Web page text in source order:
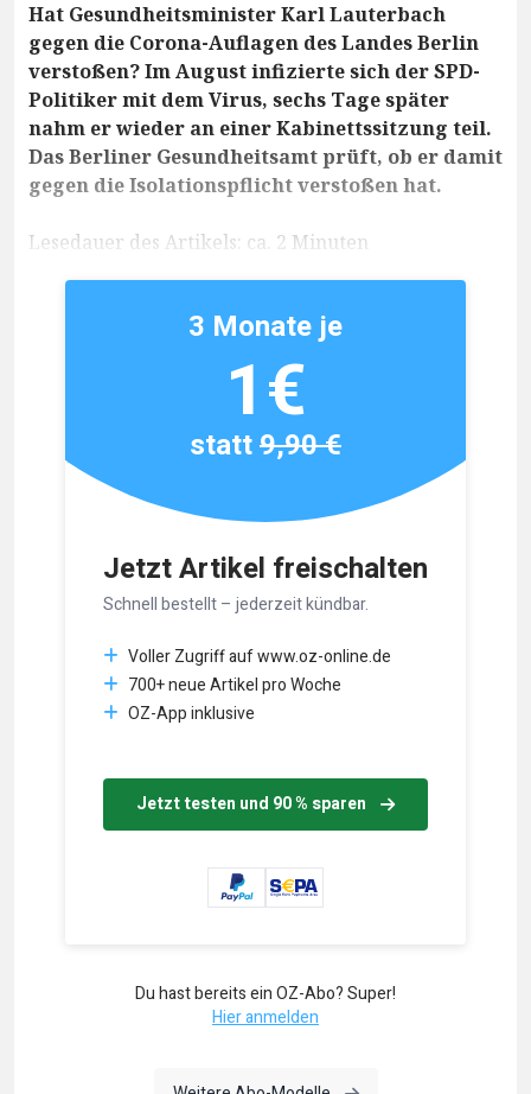
Hat Gesundheitsminister Karl Lauterbach
gegen die Corona-Auflagen des Landes Berlin
verstoßen? Im August infizierte sich der SPD-
Politiker mit dem Virus, sechs Tage später
nahm er wieder an einer Kabinettssitzung teil.
Das Berliner Gesundheitsamt prüft, ob er damit
gegen die Isolationspflicht verstoßen hat.
Lesedauer des Artikels: ca. 2 Minuten
Jetzt Artikel freischalten
Schnell bestellt – jederzeit kündbar.
Voller Zugriff auf www.oz-online.de
700+ neue Artikel pro Woche
OZ-App inklusive
Jetzt testen und 90 % sparen
3 Monate je
1€
statt9,90 €
Du hast bereits ein OZ-Abo? Super!
Hier anmelden